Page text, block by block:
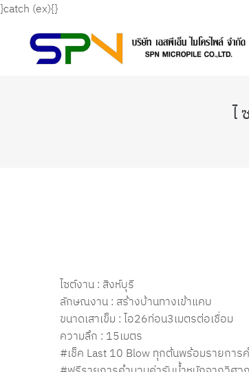
}catch (ex){}
ไซต์งาน : สิงห์บุรี
ลักษณงาน : สร้างบ้านทางเข้าแคบ
ขนาดเสาเข็ม : ไอ26ท่อน3เมตรต่อเชื่อม
ความลึก : 15เมตร
#เช็ค Last 10 Blow ทุกต้นพร้อมรายการ